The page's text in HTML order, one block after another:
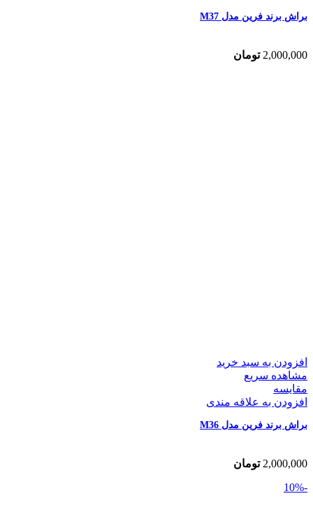
براش برند فرین مدل M37
2,000,000 تومان
افزودن به سبد خرید
مشاهده سریع
مقایسه
افزودن به علاقه مندی
براش برند فرین مدل M36
2,000,000 تومان
-10%